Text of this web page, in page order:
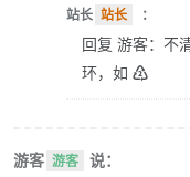
站长 站长 ：
回复 游客：不
环，如 ♴
游客 游客 说：